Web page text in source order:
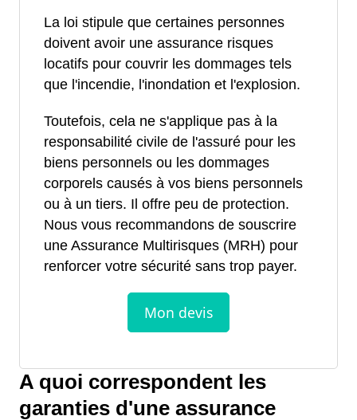
La loi stipule que certaines personnes
doivent avoir une assurance risques
locatifs pour couvrir les dommages tels
que l'incendie, l'inondation et l'explosion.
Toutefois, cela ne s'applique pas à la
responsabilité civile de l'assuré pour les
biens personnels ou les dommages
corporels causés à vos biens personnels
ou à un tiers. Il offre peu de protection.
Nous vous recommandons de souscrire
une Assurance Multirisques (MRH) pour
renforcer votre sécurité sans trop payer.
A quoi correspondent les
garanties d'une assurance